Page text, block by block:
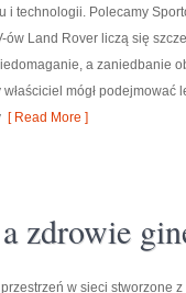
i technologii. Polecamy
ów Land Rover liczą się
a zaniedbanie
mógł
[ Read More ]
zdrowie
w sieci stworzone